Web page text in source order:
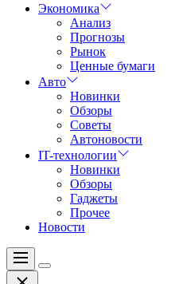
Экономика
Анализ
Прогнозы
Рынок
Ценные бумаги
Авто
Новинки
Обзоры
Советы
Автоновости
IT-технологии
Новинки
Обзоры
Гаджеты
Прочее
Новости
Меню
Цвет
Закрыть